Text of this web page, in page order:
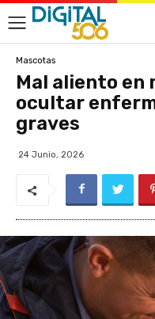
Mascotas
Mal aliento en
ocultar
graves
24 Junio, 2026